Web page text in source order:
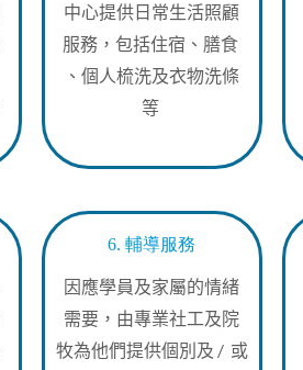
中心提供日常生活照顧
服務， 包括住宿 、 膳食
、個人梳洗及衣物洗條
等
6. 輔導服務
因應學員及家屬的情緒
需要，由專業社工及院
牧為他們提供個別 及 / 或